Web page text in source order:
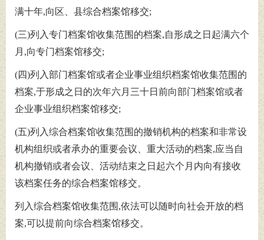
满十年,向区、县综合档案馆移交;
(三)列入专门档案馆收集范围的档案,自形成之日起满六个
月,向专门档案馆移交;
(四)列入部门档案馆或者企业事业组织档案馆收集范围的
档案,于形成之日的次年六月三十日前向部门档案馆或者
企业事业组织档案馆移交;
(五)列入综合档案馆收集范围的撤销机构的档案和非常设
机构组织或者承办的重要会议、重大活动的档案,应当自
机构撤销或者会议、活动结束之日起六个月内向有接收
该档案任务的综合档案馆移交。
列入综合档案馆收集范围,依法可以随时向社会开放的档
案,可以提前向综合档案馆移交。